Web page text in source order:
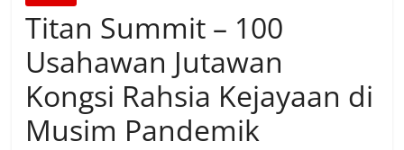
Titan Summit – 100
Usahawan Jutawan
Kongsi Rahsia Kejayaan di
Musim Pandemik